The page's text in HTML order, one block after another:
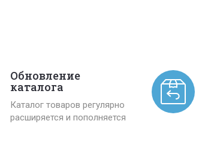
Обновление
каталога
Каталог товаров регулярно
расширяется и пополняется